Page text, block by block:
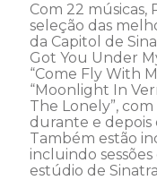
Com 22
seleção das
da Capitol de
Got You Under
“Come Fly With
“Moonlight In
The Lonely”,
durante e depois
Também estão
incluindo
estúdio de